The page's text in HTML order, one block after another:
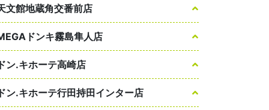
文館地蔵角交番前店
ドンキ霧島隼人店
ドン.キホーテ高崎店
ドン.キホーテ行田持田インター店